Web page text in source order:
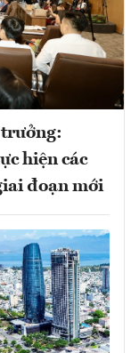
hiện các
đoạn mới